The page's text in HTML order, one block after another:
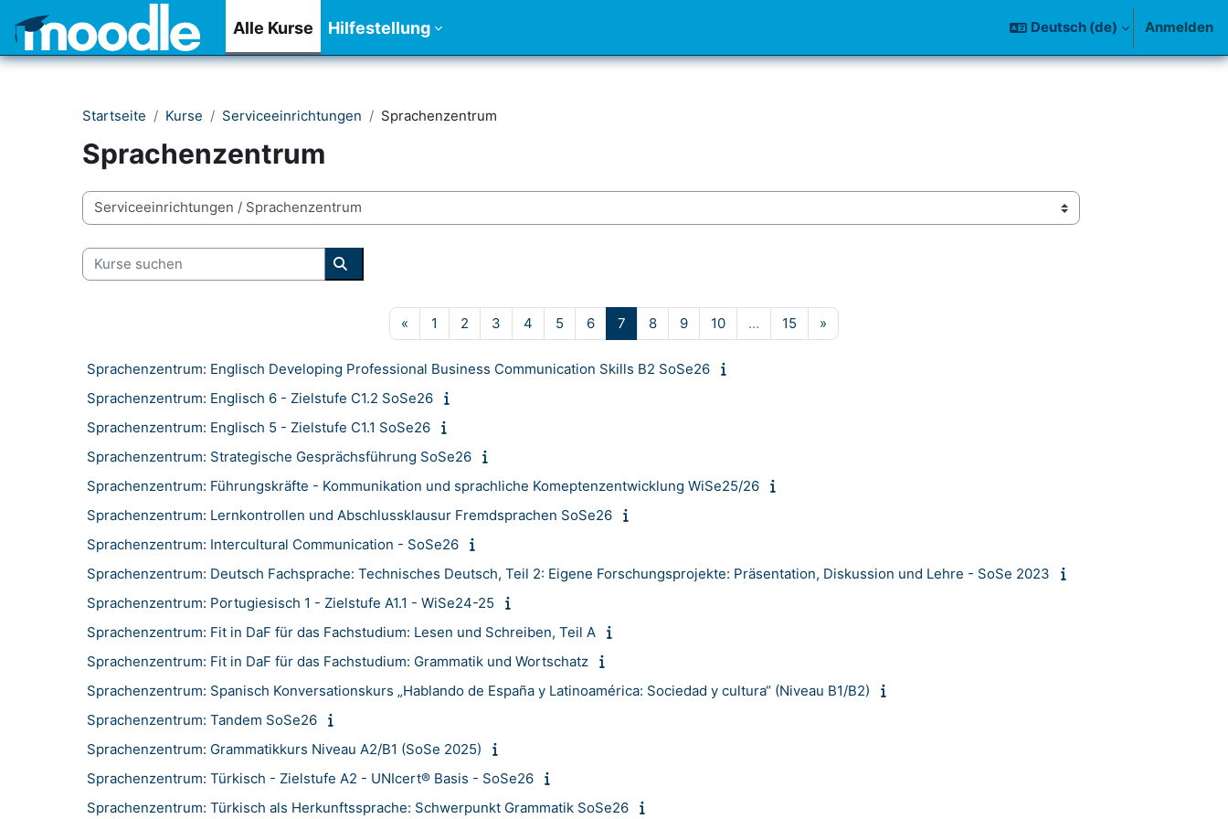
Alle Kurse Hilfestellung Deutsch ‎(de)‎ Anmelden
Startseite Kurse Serviceeinrichtungen Sprachenzentrum
Sprachenzentrum
Kursbereiche
Kurse suchen
Kurse suchen
« Vorherige Seite
1 Seite 1
2 Seite 2
3 Seite 3
4 Seite 4
5 Seite 5
6Seite 6
7 Seite 7
8Seite 8
9Seite 9
10Seite 10
… 15 Seite 15
»
Sprachenzentrum: Englisch Developing Professional Business Communication Skills B2 SoSe26
Sprachenzentrum: Englisch 6 - Zielstufe C1.2 SoSe26
Sprachenzentrum: Englisch 5 - Zielstufe C1.1 SoSe26
Sprachenzentrum: Strategische Gesprächsführung SoSe26
Sprachenzentrum: Führungskräfte - Kommunikation und sprachliche Komeptenzentwicklung WiSe25/26
Sprachenzentrum: Lernkontrollen und Abschlussklausur Fremdsprachen SoSe26
Sprachenzentrum: Intercultural Communication - SoSe26
Sprachenzentrum: Deutsch Fachsprache: Technisches Deutsch, Teil 2: Eigene Forschungsprojekte: Präsentation, Diskussion und Lehre - SoSe 2023
Sprachenzentrum: Portugiesisch 1 - Zielstufe A1.1 - WiSe24-25
Sprachenzentrum: Fit in DaF für das Fachstudium: Lesen und Schreiben, Teil A
Sprachenzentrum: Fit in DaF für das Fachstudium: Grammatik und Wortschatz
Sprachenzentrum: Spanisch Konversationskurs „Hablando de España y Latinoamérica: Sociedad y cultura“ (Niveau B1/B2)
Sprachenzentrum: Tandem SoSe26
Sprachenzentrum: Grammatikkurs Niveau A2/B1 (SoSe 2025)
Sprachenzentrum: Türkisch - Zielstufe A2 - UNIcert® Basis - SoSe26
Sprachenzentrum: Türkisch als Herkunftssprache: Schwerpunkt Grammatik SoSe26